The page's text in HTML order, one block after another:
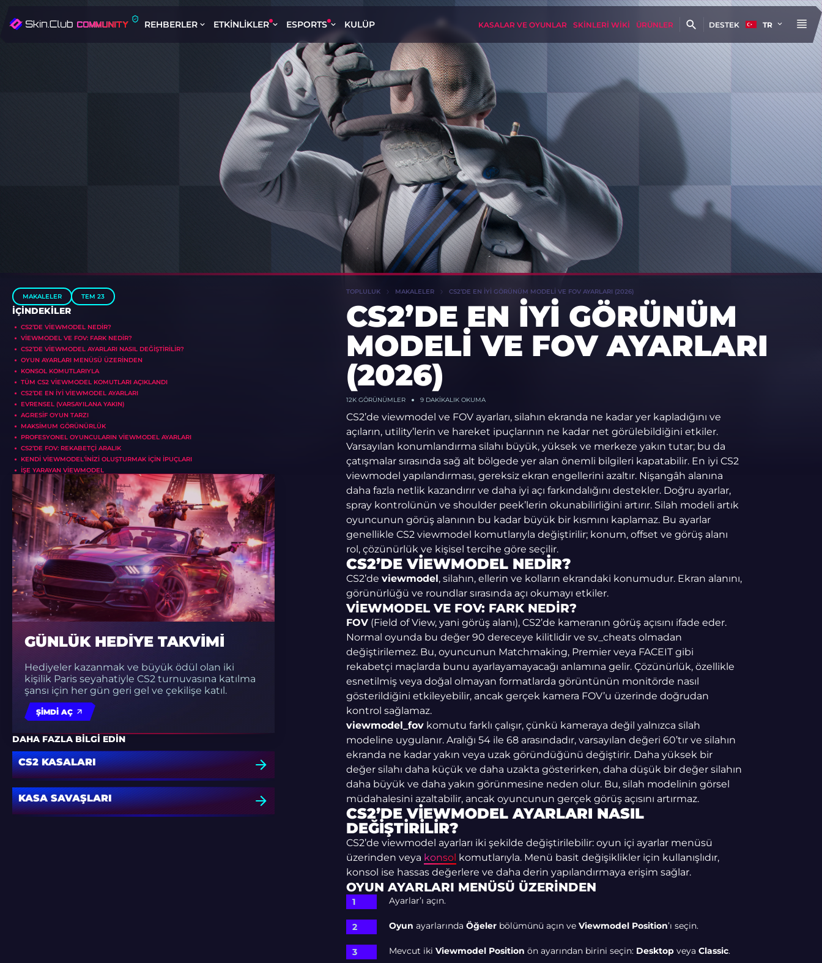
REHBERLER ETKINLIKLER ESPORTS KULÜP KASALAR VE OYUNLAR SKINLERI WIKI ÜRÜNLER DESTEK TR
MAKALELER TEM 23
İÇINDEKILER
CS2’DE VIEWMODEL NEDIR?
VIEWMODEL VE FOV: FARK NEDIR?
CS2’DE VIEWMODEL AYARLARI NASIL DEĞIŞTIRILIR?
OYUN AYARLARI MENÜSÜ ÜZERINDEN
KONSOL KOMUTLARIYLA
TÜM CS2 VIEWMODEL KOMUTLARI AÇIKLANDI
CS2’DE EN İYI VIEWMODEL AYARLARI
EVRENSEL (VARSAYILANA YAKIN)
AGRESIF OYUN TARZI
MAKSIMUM GÖRÜNÜRLÜK
PROFESYONEL OYUNCULARIN VIEWMODEL AYARLARI
CS2’DE FOV: REKABETÇI ARALIK
KENDI VIEWMODEL’INIZI OLUŞTURMAK İÇIN İPUÇLARI
İŞE YARAYAN VIEWMODEL
GÜNLÜK HEDIYE TAKVIMI
Hediyeler kazanmak ve büyük ödül olan iki
kişilik Paris seyahatiyle CS2 turnuvasına katılma
şansı için her gün geri gel ve çekilişe katıl.
ŞIMDI AÇ
DAHA FAZLA BILGI EDIN
CS2 KASALARI
KASA SAVAŞLARI
TOPLULUK MAKALELER CS2’DE EN İYI GÖRÜNÜM MODELI VE FOV AYARLARI (2026)
CS2’DE EN İYI GÖRÜNÜM
MODELI VE FOV AYARLARI
(2026)
12KGÖRÜNÜMLER 9 DAKIKALIK OKUMA
CS2’de viewmodel ve FOV ayarları, silahın ekranda ne kadar yer kapladığını ve
açıların, utility’lerin ve hareket ipuçlarının ne kadar net görülebildiğini etkiler.
Varsayılan konumlandırma silahı büyük, yüksek ve merkeze yakın tutar; bu da
çatışmalar sırasında sağ alt bölgede yer alan önemli bilgileri kapatabilir. En iyi CS2
viewmodel yapılandırması, gereksiz ekran engellerini azaltır. Nişangâh alanına
daha fazla netlik kazandırır ve daha iyi açı farkındalığını destekler. Doğru ayarlar,
spray kontrolünün ve shoulder peek’lerin okunabilirliğini artırır. Silah modeli artık
oyuncunun görüş alanının bu kadar büyük bir kısmını kaplamaz. Bu ayarlar
genellikle CS2 viewmodel komutlarıyla değiştirilir; konum, offset ve görüş alanı
rol, çözünürlük ve kişisel tercihe göre seçilir.
CS2’DE VIEWMODEL NEDIR?
CS2’de viewmodel, silahın, ellerin ve kolların ekrandaki konumudur. Ekran alanını,
görünürlüğü ve roundlar sırasında açı okumayı etkiler.
VIEWMODEL VE FOV: FARK NEDIR?
FOV(Field of View, yani görüş alanı), CS2’de kameranın görüş açısını ifade eder.
Normal oyunda bu değer 90 dereceye kilitlidir ve sv_cheats olmadan
değiştirilemez. Bu, oyuncunun Matchmaking, Premier veya FACEIT gibi
rekabetçi maçlarda bunu ayarlayamayacağı anlamına gelir. Çözünürlük, özellikle
esnetilmiş veya doğal olmayan formatlarda görüntünün monitörde nasıl
gösterildiğini etkileyebilir, ancak gerçek kamera FOV’u üzerinde doğrudan
kontrol sağlamaz.
viewmodel_fovkomutu farklı çalışır, çünkü kameraya değil yalnızca silah
modeline uygulanır. Aralığı 54 ile 68 arasındadır, varsayılan değeri 60’tır ve silahın
ekranda ne kadar yakın veya uzak göründüğünü değiştirir. Daha yüksek bir
değer silahı daha küçük ve daha uzakta gösterirken, daha düşük bir değer silahın
daha büyük ve daha yakın görünmesine neden olur. Bu, silah modelinin görsel
müdahalesini azaltabilir, ancak oyuncunun gerçek görüş açısını artırmaz.
CS2’DE VIEWMODEL AYARLARI NASIL
DEĞIŞTIRILIR?
CS2’de viewmodel ayarları iki şekilde değiştirilebilir: oyun içi ayarlar menüsü
üzerinden veya konsol komutlarıyla. Menü basit değişiklikler için kullanışlıdır,
konsol ise hassas değerlere ve daha derin yapılandırmaya erişim sağlar.
OYUN AYARLARI MENÜSÜ ÜZERINDEN
Ayarlar’ı açın.
Oyun ayarlarında Öğelerbölümünü açın ve Viewmodel Position’ı seçin.
Mevcut iki Viewmodel Position ön ayarından birini seçin: Desktopveya Classic.